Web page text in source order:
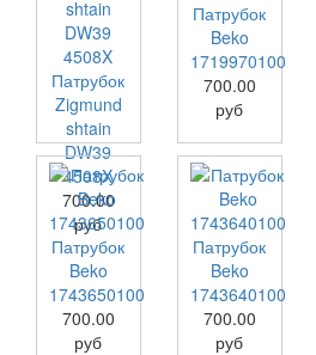
Патрубок
Zigmund
shtain
DW39
4508X
700.00
руб
Патрубок
Beko
1719970100
700.00
руб
Патрубок
Beko
1743650100
700.00
руб
Патрубок
Beko
1743640100
700.00
руб